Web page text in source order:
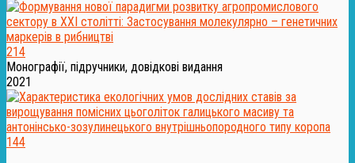
214
Монографії, підручники, довідкові видання
2021
144